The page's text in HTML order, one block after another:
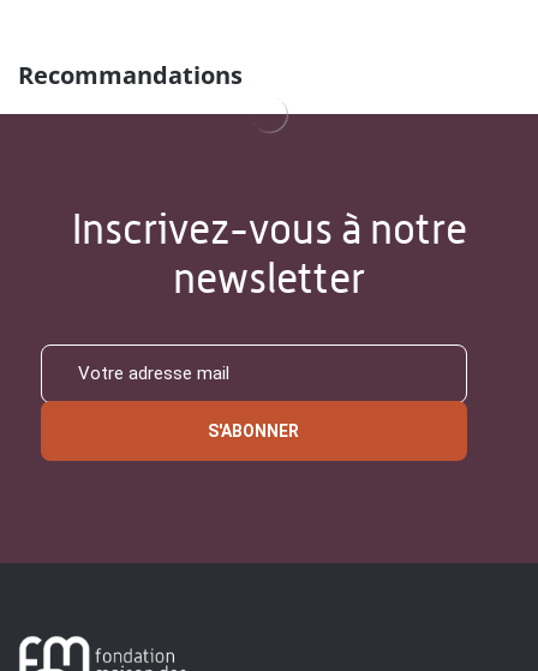
Recommandations
Inscrivez-vous à notre
newsletter
S'ABONNER